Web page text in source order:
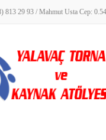
813 29 93 / Mahmut Usta Cep: